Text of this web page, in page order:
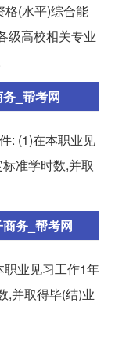
格(水平)综合能
级高校相关专业
_帮考网
: (1)在本职业见
准学时数,并取
务_帮考网
职业见习工作1年
,并取得毕(结)业